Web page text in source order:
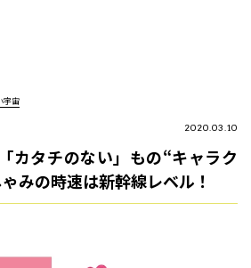
宇宙
2020.03.10
カタチのない」もの“キャラク
みの時速は新幹線レベル！